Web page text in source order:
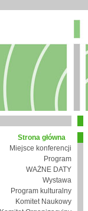
Strona główna
Miejsce konferencji
Program
WAŻNE DATY
Wystawa
Program kulturalny
Komitet Naukowy